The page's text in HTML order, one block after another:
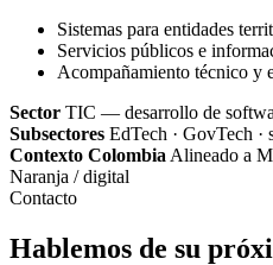
Sistemas para entidades
Servicios públicos e
Acompañamiento técnico y
Sector TIC — desarrollo de
Subsectores EdTech · GovTech ·
Contexto Colombia Alineado a
Naranja / digital
Contacto
Hablemos de su